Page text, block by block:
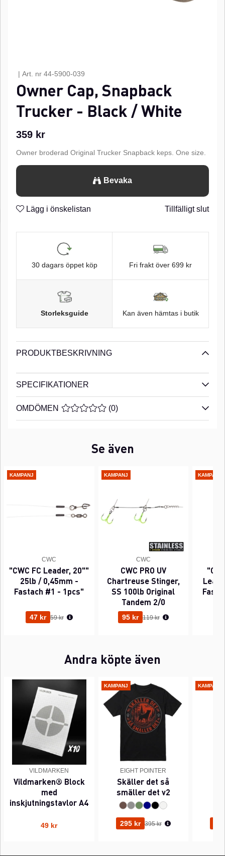
| Art. nr 44-5900-039
Owner Cap, Snapback
Trucker - Black / White
359 kr
Owner broderad Original Trucker Snapback keps. One size.
Bevaka
Lägg i önskelistan Tillfälligt slut
30 dagars öppet köp Fri frakt över 699 kr
Storleksguide Kan även hämtas i butik
PRODUKTBESKRIVNING
SPECIFIKATIONER
OMDÖMEN MEDELBETYG 0 AV 5 ANTAL BETYG 0
(0)
Se även
KAMPANJ
CWC
"CWC FC Leader, 20""
25lb / 0,45mm -
Fastach #1 - 1pcs"
47 kr Ordinarie pris:
59 kr
KAMPANJ
CWC
CWC PRO UV
Chartreuse Stinger,
SS 100lb Original
Tandem 2/0
95 kr Ordinarie pris:
119 kr
KAMPANJ
Andra köpte även
VILDMARKEN
Vildmarken® Block
med
inskjutningstavlor A4
49 kr
KAMPANJ
EIGHT POINTER
Skäller det så
smäller det v2
295 kr Ordinarie pris:
395 kr
KAMPANJ